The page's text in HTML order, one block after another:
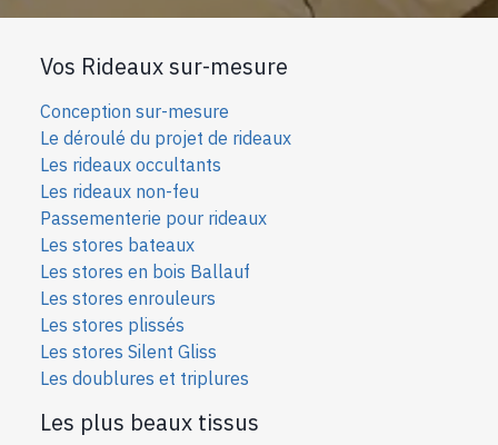
Vos Rideaux sur-mesure
Conception sur-mesure
Le déroulé du projet de rideaux
Les rideaux occultants
Les rideaux non-feu
Passementerie pour rideaux
Les stores bateaux
Les stores en bois Ballauf
Les stores enrouleurs
Les stores plissés
Les stores Silent Gliss
Les doublures et triplures
Les plus beaux tissus